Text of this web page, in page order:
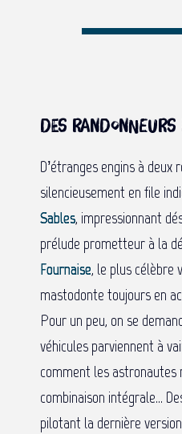
Des
D’étranges engins à deux
silencieusement en file
Sables, impressionnant
prélude prometteur à la
Fournaise, le plus célèbre
mastodonte toujours en
Pour un peu, on se
véhicules parviennent à
comment les astronautes
combinaison intégrale…
pilotant la dernière